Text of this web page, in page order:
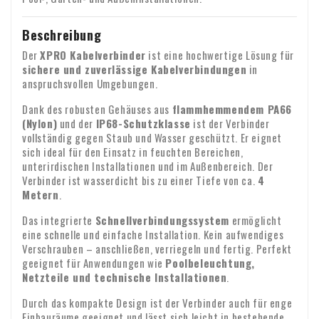
bei uns eingegangen ist.
e. die schnell verderben oder veralten können;
f. deren Preis von Schwankungen auf dem Finanzmarkt
abhängt, auf die der Unternehmer keinen Einfluss hat;
g. für lose Zeitungen und Zeitschriften;
h. für Audio- und Videoaufnahmen und Computersoftware,
deren Versiegelung der Verbraucher gebrochen hat.
Garantie: Auf alle unsere Produkte gewähren wir zwei Jahre
Garantie. Identität des Unternehmens
Spanien: 11,00 €
Wir versenden auch in Länder außerhalb Europas. Für die
entsprechenden Preise kontaktieren Sie uns bitte per E-
Mail:info@xpropool.com
Lieferung
Die Lieferung erfolgt durch den Postboten oder durch
verschiedene Paketdienste. In der Regel erfolgt die
Zustellung am nächsten Werktag zwischen 9:00 und 18:00
Uhr. Leider können wir den genauen Zeitpunkt der
Zustellung nicht garantieren.
Kontrolle bei Erhalt
Bitte überprüfen Sie den Inhalt Ihres Pakets sofort nach
Erhalt. Fehlen Teile oder sind Produkte beschädigt
angekommen? Dann senden Sie uns bitte umgehend eine E-
Mail mit Ihrer Bestellnummer und gegebenenfalls Fotos der
Beschädigung.
Umsatzsteuerausweis für
Geschäftskunden
Bestellen Sie aus Europa für geschäftliche Zwecke? Dann
Verwendungszweck vor, da Ihre Zahlung sonst verloren
gehen könnte.
Beschreibung
DerXPRO Kabelverbinder ist eine hochwertige Lösung für
sichere und zuverlässige Kabelverbindungen in
anspruchsvollen Umgebungen.
Dank des robusten Gehäuses aus flammhemmendem PA66
(Nylon) und der IP68-Schutzklasse ist der Verbinder
vollständig gegen Staub und Wasser geschützt. Er eignet
sich ideal für den Einsatz in feuchten Bereichen,
unterirdischen Installationen und im Außenbereich. Der
Verbinder ist wasserdicht bis zu einer Tiefe von ca. 4
Metern.
Das integrierte Schnellverbindungssystem ermöglicht
eine schnelle und einfache Installation. Kein aufwendiges
Verschrauben – anschließen, verriegeln und fertig. Perfekt
geeignet für Anwendungen wie Poolbeleuchtung,
Netzteile und technische Installationen.
Durch das kompakte Design ist der Verbinder auch für enge